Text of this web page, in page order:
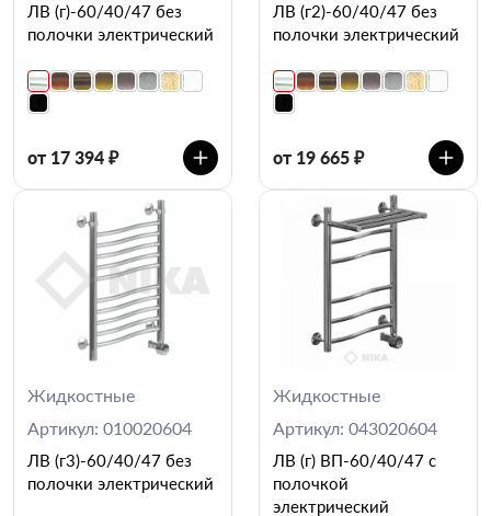
ЛВ (г)-60/40/47 без
полочки электрический
от 17 394 ₽
ЛВ (г2)-60/40/47 без
полочки электрический
от 19 665 ₽
Жидкостные
Артикул: 010020604
ЛВ (г3)-60/40/47 без
полочки электрический
Жидкостные
Артикул: 043020604
ЛВ (г) ВП-60/40/47 с
полочкой
электрический